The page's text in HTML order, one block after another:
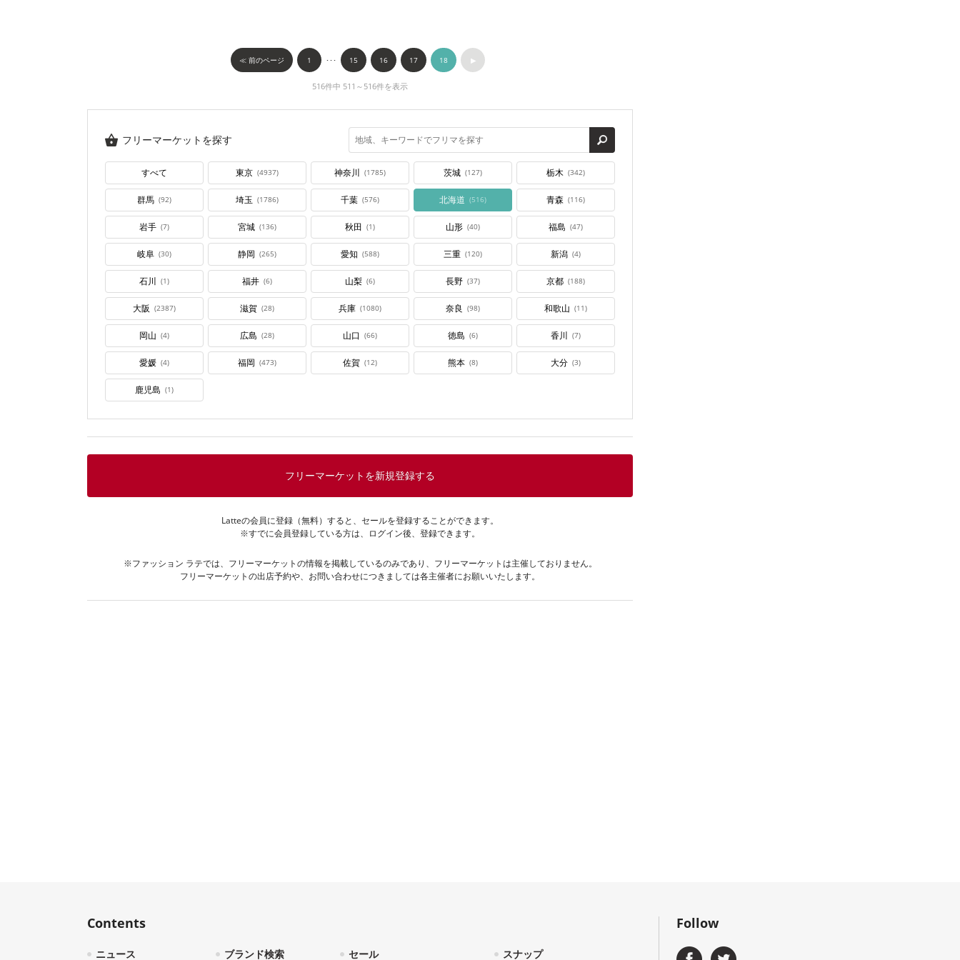
≪ 前のページ 1 ･･･ 15 16 17 18 ▶︎
516件中 511～516件を表示
フリーマーケットを探す
すべて 東京 (4937) 神奈川 (1785) 茨城 (127) 栃木 (342)
群馬 (92) 埼玉 (1786) 千葉 (576) 北海道 (516) 青森 (116)
岩手 (7) 宮城 (136) 秋田 (1) 山形 (40) 福島 (47)
岐阜 (30) 静岡 (265) 愛知 (588) 三重 (120) 新潟 (4)
石川 (1) 福井 (6) 山梨 (6) 長野 (37) 京都 (188)
大阪 (2387) 滋賀 (28) 兵庫 (1080) 奈良 (98) 和歌山 (11)
岡山 (4) 広島 (28) 山口 (66) 徳島 (6) 香川 (7)
愛媛 (4) 福岡 (473) 佐賀 (12) 熊本 (8) 大分 (3)
鹿児島 (1)
フリーマーケットを新規登録する
Latteの会員に登録（無料）すると、セールを登録することができます。
※すでに会員登録している方は、ログイン後、登録できます。
※ファッション ラテでは、フリーマーケットの情報を掲載しているのみであり、フリーマーケットは主催しておりません。
フリーマーケットの出店予約や、お問い合わせにつきましては各主催者にお願いいたします。
Contents
ニュース ブランド検索 セール スナップ
Follow